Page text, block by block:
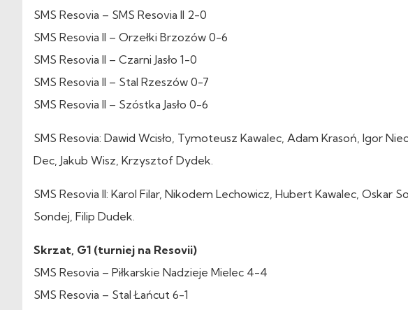
SMS Resovia – SMS Resovia II 2-0
SMS Resovia II – Orzełki Brzozów 0-6
SMS Resovia II – Czarni Jasło 1-0
SMS Resovia II – Stal Rzeszów 0-7
SMS Resovia II – Szóstka Jasło 0-6
SMS Resovia: Dawid Wcisło, Tymoteusz Kawalec, Adam Krasoń, Igor
Dec, Jakub Wisz, Krzysztof Dydek.
SMS Resovia II: Karol Filar, Nikodem Lechowicz, Hubert Kawalec, Oskar
Sondej, Filip Dudek.
Skrzat, G1 (turniej na Resovii)
SMS Resovia – Piłkarskie Nadzieje Mielec 4-4
SMS Resovia – Stal Łańcut 6-1